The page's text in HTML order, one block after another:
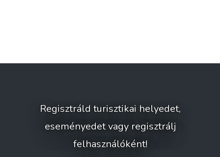
Regisztráld turisztikai helyedet,
eseményedet vagy regisztrálj
felhasználóként!